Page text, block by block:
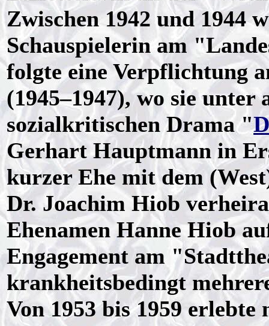
Zwischen 1942 und 1944
Schauspielerin am
folgte eine Verpflichtung
(1945–1947), wo sie
sozialkritischen Drama "
Gerhart Hauptmann in
kurzer Ehe mit dem
Dr. Joachim Hiob
Ehenamen Hanne Hiob
Engagement am
krankheitsbedingt
Von 1953 bis 1959